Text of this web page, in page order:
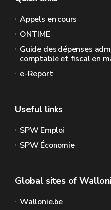
Appels en cours
ONTIME
Guide des dépenses
comptable et fiscal en
e-Report
Useful links
SPW Emploi
SPW Économie
Global sites of
Wallonie.be